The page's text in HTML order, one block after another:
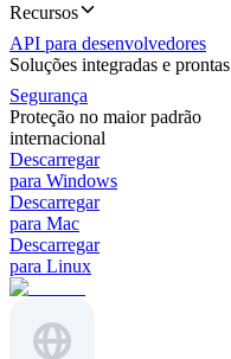
Recursos
API para desenvolvedores
Soluções integradas e prontas
Segurança
Proteção no maior padrão
internacional
Descarregar
para Windows
Descarregar
para Mac
Descarregar
para Linux